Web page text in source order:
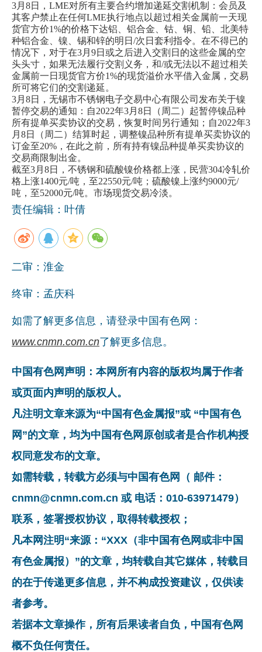
3月8日，LME对所有主要合约增加递延交割机制：会员及
其客户禁止在任何LME执行地点以超过相关金属前一天现
货官方价1%的价格下达铝、铝合金、钴、铜、铅、北美特
种铝合金、镍、锡和锌的明日/次日套利指令。在不得已的
情况下，对于在3月9日或之后进入交割日的这些金属的空
头头寸，如果无法履行交割义务，和/或无法以不超过相关
金属前一日现货官方价1%的现货溢价水平借入金属，交易
所可将它们的交割递延。
3月8日，无锡市不锈钢电子交易中心有限公司发布关于镍
暂停交易的通知：自2022年3月8日（周二）起暂停镍品种
所有提单买卖协议的交易，恢复时间另行通知；自2022年3
月8日（周二）结算时起，调整镍品种所有提单买卖协议的
订金至20%，在此之前，所有持有镍品种提单买卖协议的
交易商限制出金。
截至3月8日，不锈钢和硫酸镍价格都上涨，民营304冷轧价
格上涨1400元/吨，至22550元/吨；硫酸镍上涨约9000元/
吨，至52000元/吨。市场现货交易冷淡。
责任编辑：叶倩
二审：淮金
终审：孟庆科
如需了解更多信息，请登录中国有色网：
www.cnmn.com.cn了解更多信息。
中国有色网声明：本网所有内容的版权均属于作者
或页面内声明的版权人。
凡注明文章来源为“中国有色金属报”或 “中国有色
网”的文章，均为中国有色网原创或者是合作机构授
权同意发布的文章。
如需转载，转载方必须与中国有色网（ 邮件：
cnmn@cnmn.com.cn 或 电话：010-63971479）
联系，签署授权协议，取得转载授权；
凡本网注明“来源：“XXX（非中国有色网或非中国
有色金属报）”的文章，均转载自其它媒体，转载目
的在于传递更多信息，并不构成投资建议，仅供读
者参考。
若据本文章操作，所有后果读者自负，中国有色网
概不负任何责任。